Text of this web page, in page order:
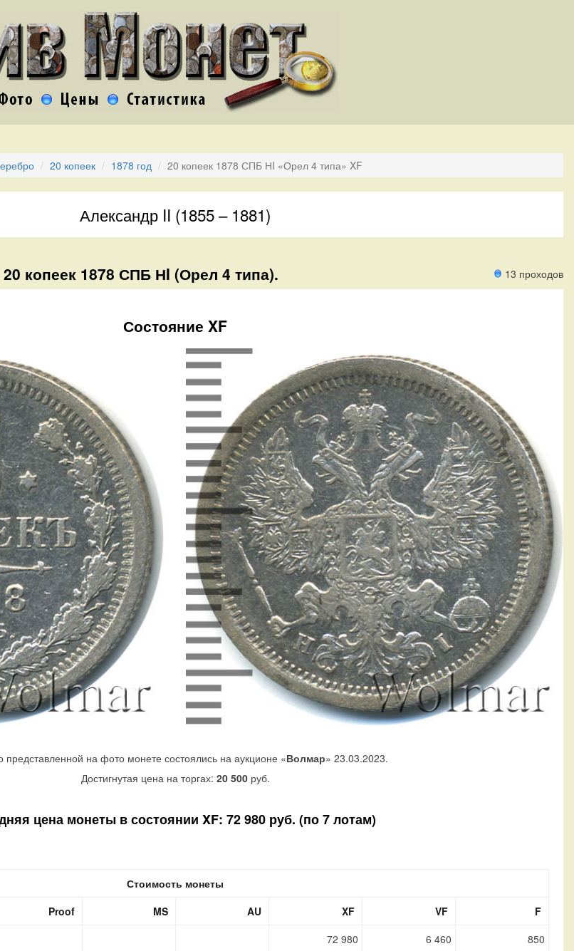
20 копеек 1878 год 20 копеек 1878 СПБ НI «Орел 4 типа» XF
Александр II (1855 – 1881)
13 проходов
20 копеек 1878 СПБ НI (Орел 4 типа).
Состояние XF
представленной на фото монете состоялись на аукционе «Волмар» 23.03.2023.
Достигнутая цена на торгах: 20 500руб.
цена монеты в состоянии XF: 72 980 руб. (по 7 лотам)
Стоимость монеты
Proof MS AU XF VF
F
72 980 6 460
850